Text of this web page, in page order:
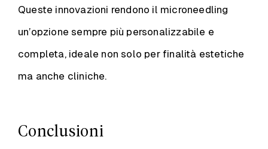
Queste innovazioni rendono il microneedling
un’opzione sempre più personalizzabile e
completa, ideale non solo per finalità estetiche
ma anche cliniche.
Conclusioni